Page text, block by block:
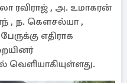
ரவிராஜ் , அ. உமாகரன்
, ந. கௌசல்யா ,
எதிராக